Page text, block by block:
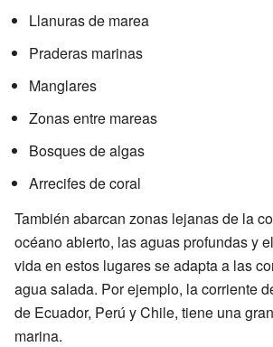
Llanuras de marea
Praderas marinas
Manglares
Zonas entre mareas
Bosques de algas
Arrecifes de coral
También abarcan zonas lejanas de la
océano abierto, las aguas profundas y
vida en estos lugares se adapta a las
agua salada. Por ejemplo, la corriente
de Ecuador, Perú y Chile, tiene una
marina.